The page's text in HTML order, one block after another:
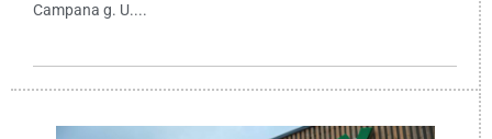
Campana g. U....